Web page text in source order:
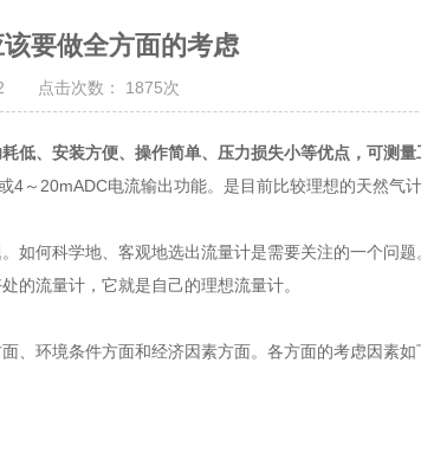
要做全方面的考虑
点击次数： 1875次
低、安装方便、操作简单、压力损失小等优点，可测
～20mADC电流输出功能。是目前比较理想的天然气计
何科学地、客观地选出流量计是需要关注的一个问题
的流量计，它就是自己的理想流量计。
环境条件方面和经济因素方面。各方面的考虑因素如